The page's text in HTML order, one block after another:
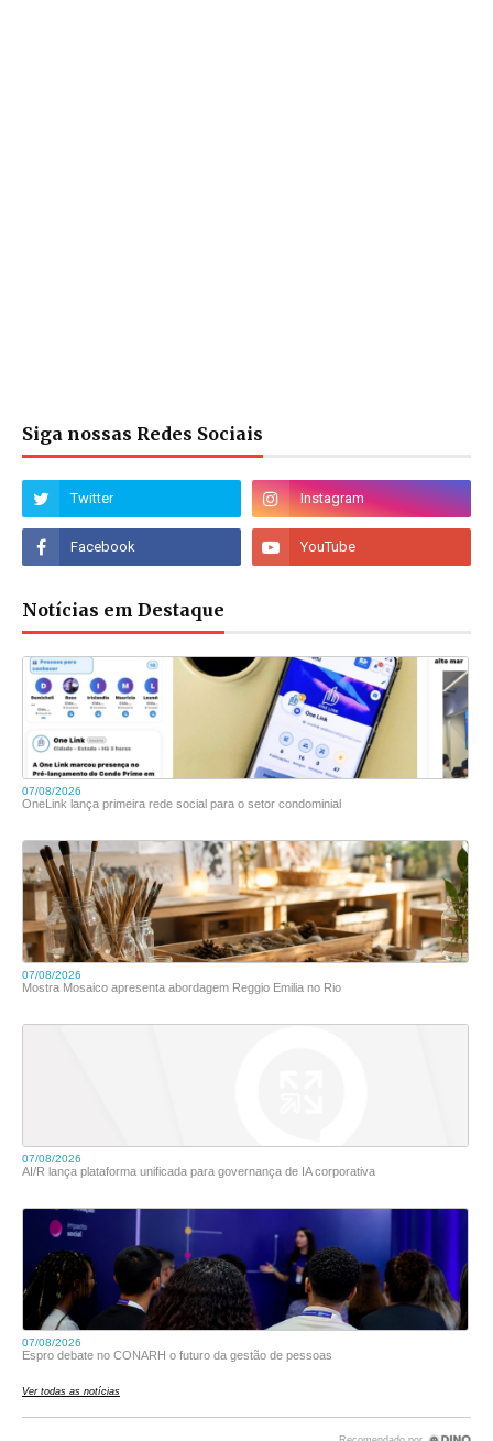
Siga nossas Redes Sociais
Notícias em Destaque